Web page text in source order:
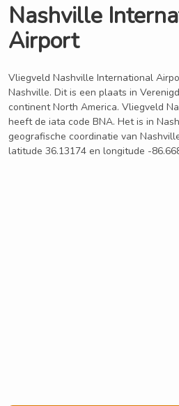
Nashville
Airport
Vliegveld Nashville International
Nashville. Dit is een plaats in
continent North America. Vliegveld
heeft de iata code BNA. Het is in
geografische coordinatie van
latitude 36.13174 en longitude -